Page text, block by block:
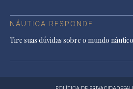
NÁUTICA RESPONDE
Tire suas dúvidas sobre o mundo náutico